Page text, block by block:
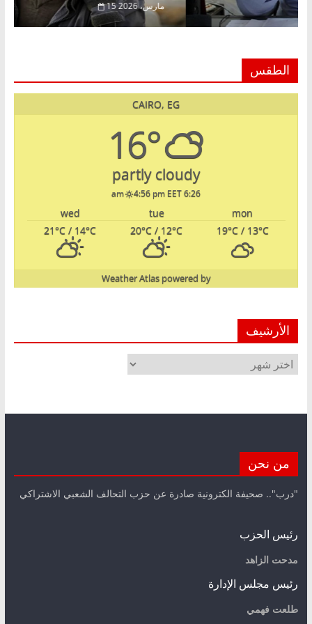
15 مارس، 2026 فبراير، 2026
الطقس
CAIRO, EG
16°
partly cloudy
6:26 am
4:56 pm EET
mon
tue
wed
19°C/ 13°C
20°C / 12°C
21°C / 14°C
powered by
Weather Atlas
الأرشيف
الأرشيف
من نحن
"درب".. صحيفة الكترونية صادرة عن حزب التحالف الشعبي الاشتراكي
رئيس الحزب
مدحت الزاهد
رئيس مجلس الإدارة
طلعت فهمي